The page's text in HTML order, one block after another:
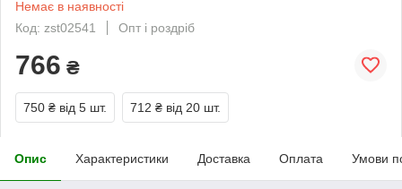
Немає в наявності
Код: zst02541
Опт і роздріб
766 ₴
750 ₴ від 5 шт. 712 ₴ від 20 шт.
Опис Характеристики Доставка Оплата Умови